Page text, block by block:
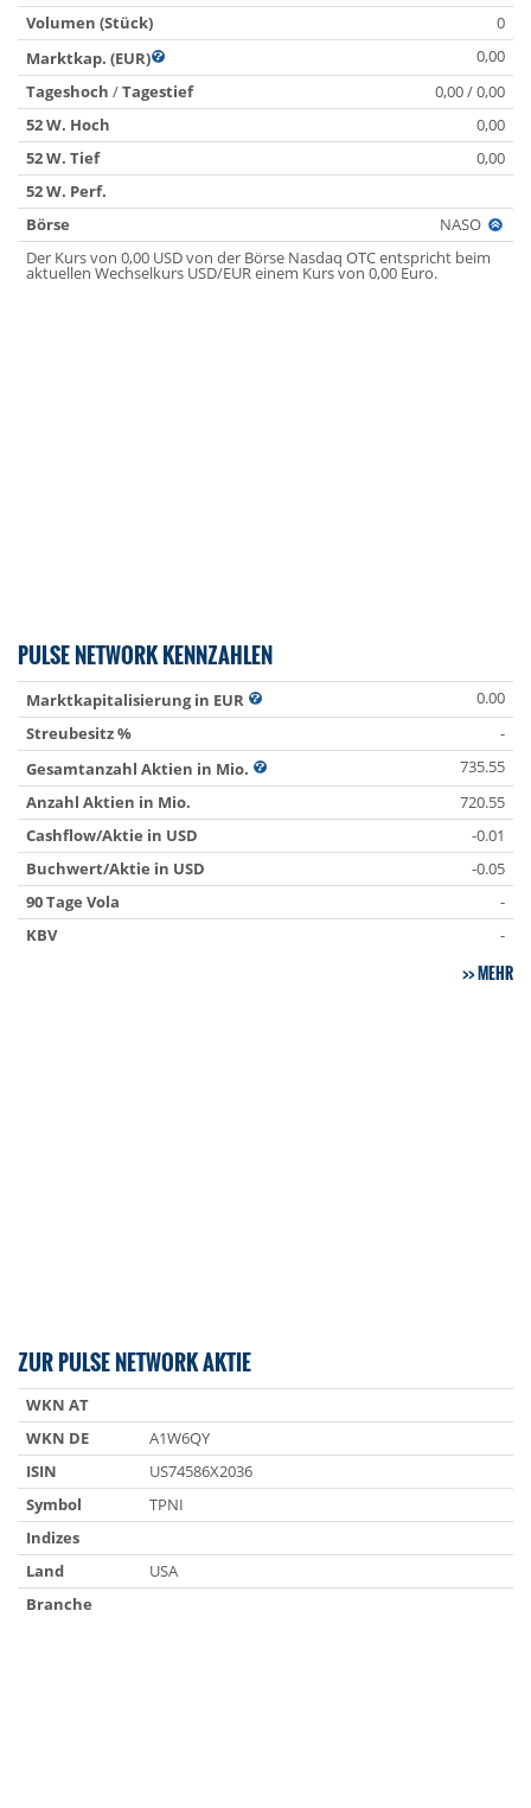
Volumen (Stück)
0
Marktkap. (EUR)
0,00
Tageshoch /Tagestief
0,00 / 0,00
52 W. Hoch
0,00
52 W. Tief
0,00
52 W. Perf.
Börse
NASO
Der Kurs von 0,00 USD von der Börse Nasdaq OTC entspricht beim
aktuellen Wechselkurs USD/EUR einem Kurs von 0,00 Euro.
PULSE NETWORK KENNZAHLEN
Marktkapitalisierung in EUR
0.00
Streubesitz %
-
Gesamtanzahl Aktien in Mio.
735.55
Anzahl Aktien in Mio.
720.55
Cashflow/Aktie in USD
-0.01
Buchwert/Aktie in USD
-0.05
90 Tage Vola
-
KBV
-
MEHR
ZUR PULSE NETWORK AKTIE
WKN AT
WKN DE
A1W6QY
ISIN
US74586X2036
Symbol
TPNI
Indizes
Land
USA
Branche